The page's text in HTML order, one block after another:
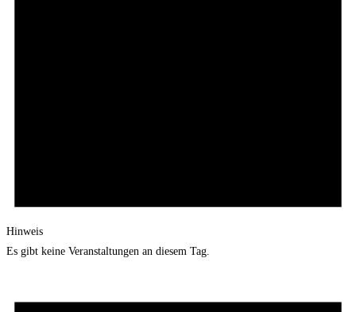
Hinweis
Es gibt keine Veranstaltungen an diesem Tag.